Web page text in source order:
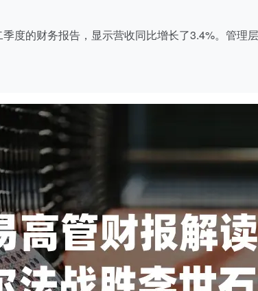
度的财务报告，显示营收同比增长了3.4%。管理